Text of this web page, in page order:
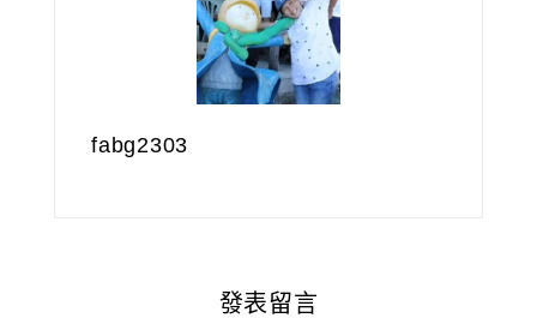
fabg2303
發表留言